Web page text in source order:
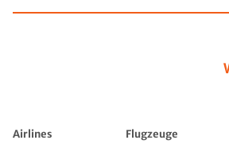
Airlines Flugzeuge